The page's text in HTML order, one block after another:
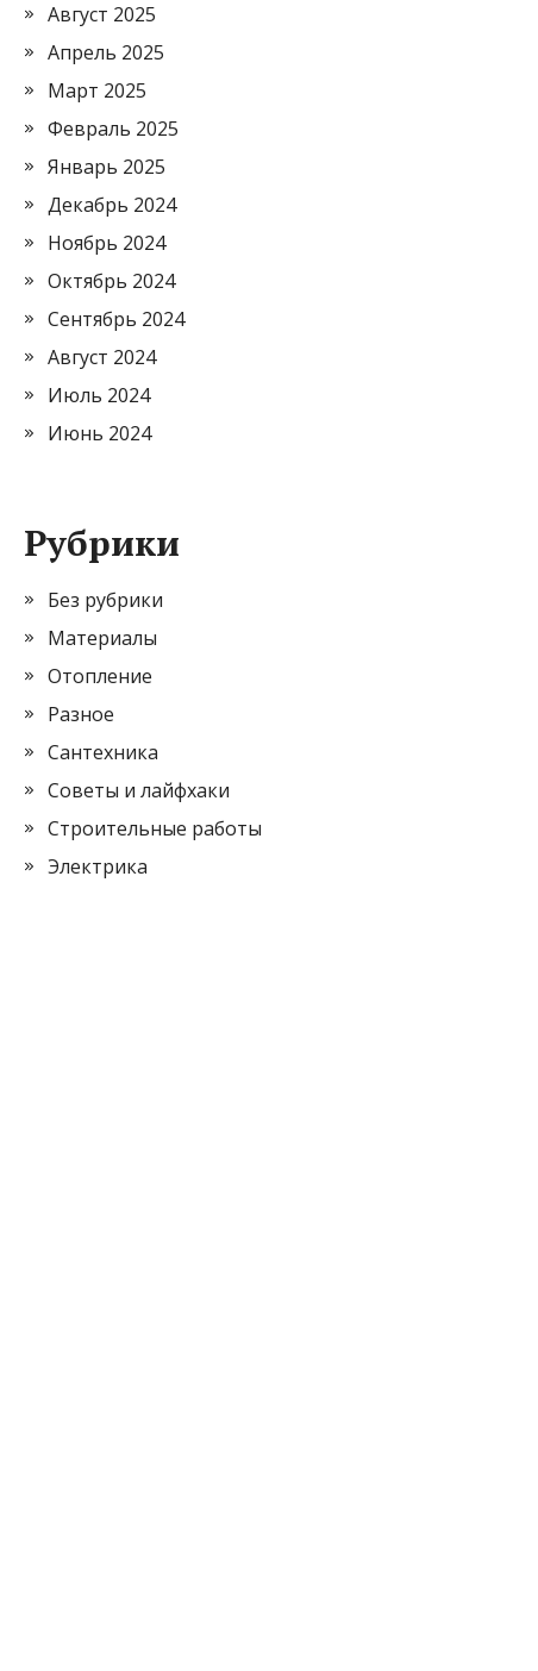
Август 2025
Апрель 2025
Март 2025
Февраль 2025
Январь 2025
Декабрь 2024
Ноябрь 2024
Октябрь 2024
Сентябрь 2024
Август 2024
Июль 2024
Июнь 2024
Рубрики
Без рубрики
Материалы
Отопление
Разное
Сантехника
Советы и лайфхаки
Строительные работы
Электрика